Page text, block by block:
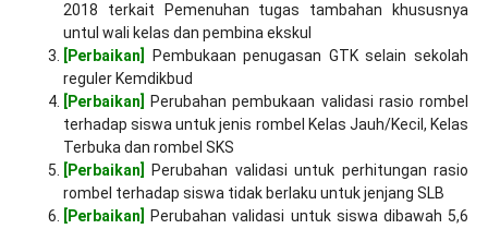
2018 terkait Pemenuhan tugas tambahan khususnya
untul wali kelas dan pembina ekskul
[Perbaikan]
Pembukaan penugasan GTK selain sekolah
reguler Kemdikbud
[Perbaikan]
Perubahan pembukaan validasi rasio rombel
terhadap siswa untuk jenis rombel Kelas Jauh/Kecil, Kelas
Terbuka dan rombel SKS
[Perbaikan]
Perubahan validasi untuk perhitungan rasio
rombel terhadap siswa tidak berlaku untuk jenjang SLB
[Perbaikan]
Perubahan validasi untuk siswa dibawah 5,6